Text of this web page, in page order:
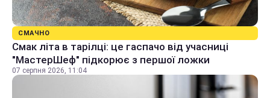
СМАЧНО
Смак літа в тарілці: це гаспачо від учасниці
"МастерШеф" підкорює з першої ложки
07 серпня 2026, 11:04